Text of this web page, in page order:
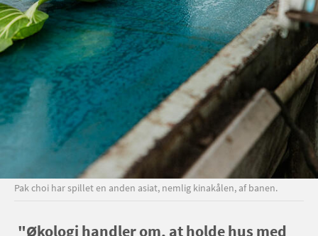
Pak choi har spillet en anden asiat, nemlig kinakålen, af banen.
"Økologi handler om, at holde hus med